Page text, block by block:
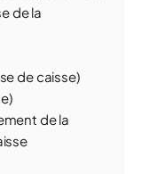
de la
de caisse)
de la